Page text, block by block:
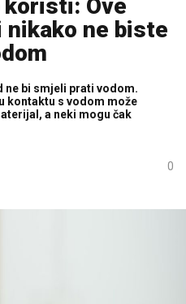
Ove
ne biste
ne bi smjeli prati vodom.
kontaktu s vodom može
a neki mogu čak
0